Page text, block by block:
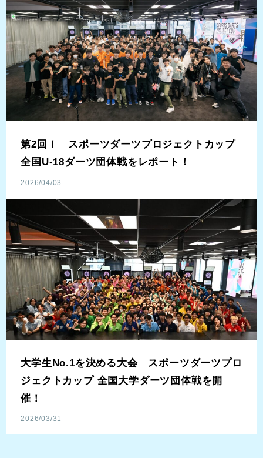
第2回！ スポーツダーツプロジェクトカップ
全国U-18ダーツ団体戦をレポート！
2026/04/03
大学生No.1を決める大会 スポーツダーツプロ
ジェクトカップ 全国大学ダーツ団体戦を開
催！
2026/03/31